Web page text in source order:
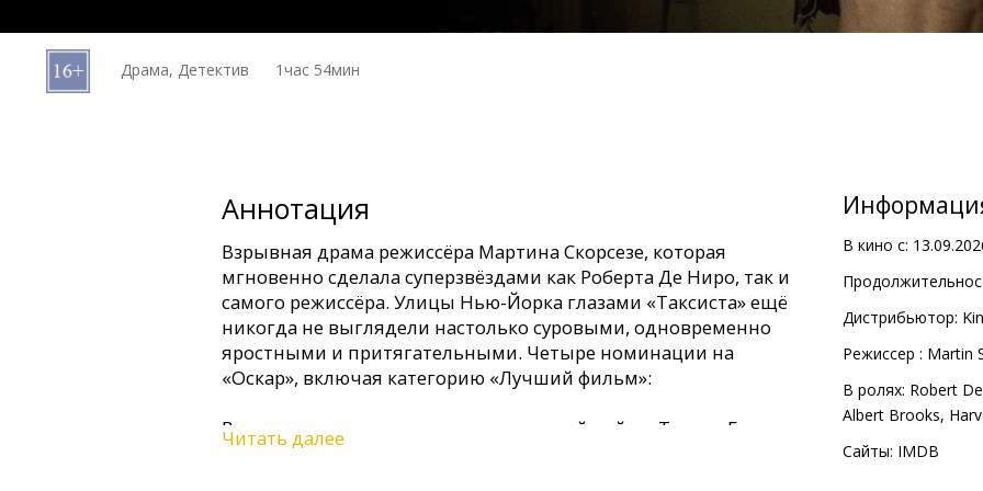
B2B Драма, Детектив 1час 54мин
Аннотация
Взрывная драма режиссёра Мартина Скорсезе, которая
мгновенно сделала суперзвёздами как Роберта Де Ниро, так и
самого режиссёра. Улицы Нью-Йорка глазами «Таксиста» ещё
никогда не выглядели настолько суровыми, одновременно
яростными и притягательными. Четыре номинации на
«Оскар», включая категорию «Лучший фильм»:
В центре сюжета - ветеран вьетнамской войны Тревис Бикл,
который страдает от бессонницы и становится водителем
Читать далее
В кино с:
Дистрибьютор:
Pежиссер : Martin
В ролях: Robert
Albert Brooks,
Сайты: IMDB